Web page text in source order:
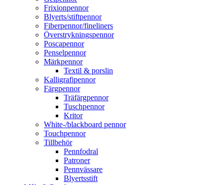
Frixionpennor
Blyerts/stiftpennor
Fiberpennor/fineliners
Överstrykningspennor
Poscapennor
Penselpennor
Märkpennor
Textil & porslin
Kalligrafipennor
Färgpennor
Träfärgpennor
Tuschpennor
Kritor
White-/blackboard pennor
Touchpennor
Tillbehör
Pennfodral
Patroner
Pennvässare
Blyertsstift